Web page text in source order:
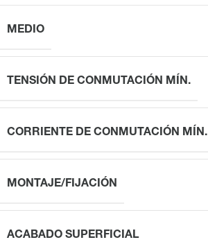
MEDIO
TENSIÓN DE CONMUTACIÓN MÍN.
CORRIENTE DE CONMUTACIÓN MÍN.
MONTAJE/FIJACIÓN
ACABADO SUPERFICIAL